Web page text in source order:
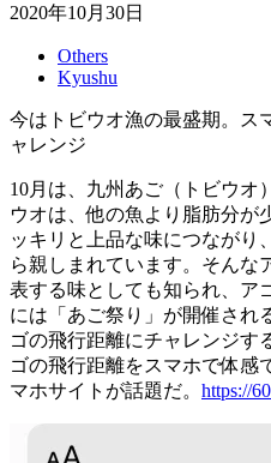
2020年10月30日
Others
Kyushu
今はトビウオ漁の最盛期。ス
ャレンジ
10月は、九州あご（トビウオ
ウオは、他の魚より脂肪分が
ッキリと上品な味につながり
ら親しまれています。そんな
表する味としても知られ、ア
には「あご祭り」が開催され
ゴの飛行距離にチャレンジす
ゴの飛行距離をスマホで体感
マホサイトが話題だ。 https://